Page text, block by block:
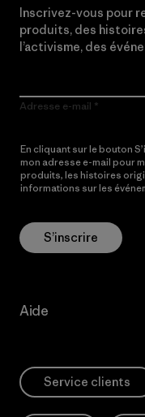
Inscrivez-vous pour
produits, des
l’activisme, des
Adresse e-mail
En cliquant sur le bouton
mon adresse e-mail pour
produits, les histoires
informations sur les
S’inscrire
Aide
Service clients